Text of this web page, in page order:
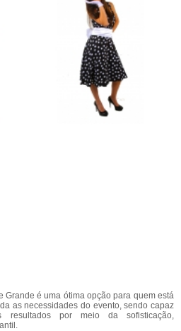
Grande é uma ótima opção para quem está
as necessidades do evento, sendo capaz
resultados por meio da sofisticação,